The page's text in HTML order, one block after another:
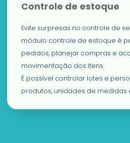
Controle de estoque
Evite surpresas no controle de
módulo controle de estoque é
pedidos, planejar compras e
movimentação dos itens.
É possível controlar lotes e
produtos, unidades de medidas